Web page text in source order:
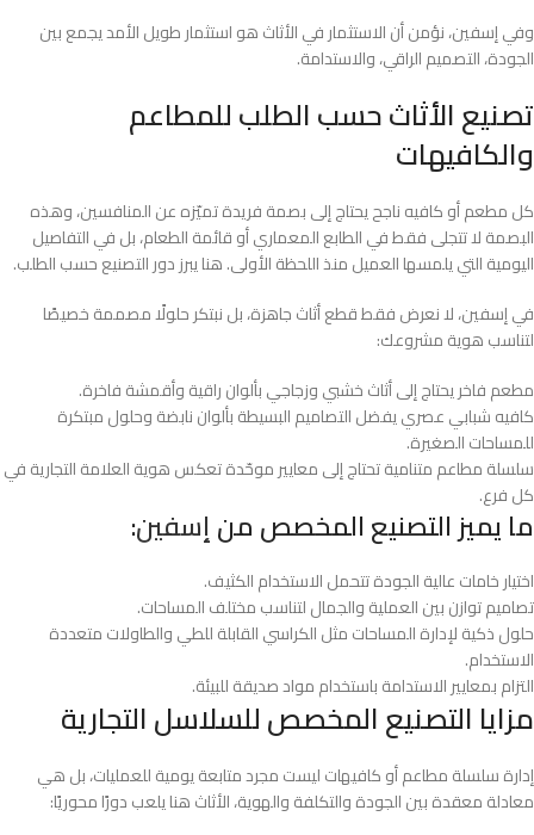
وفي إسفين، نؤمن أن الاستثمار في الأثاث هو استثمار طويل الأمد يجمع بين
الجودة، التصميم الراقي، والاستدامة.
تصنيع الأثاث حسب الطلب للمطاعم
والكافيهات
كل مطعم أو كافيه ناجح يحتاج إلى بصمة فريدة تميّزه عن المنافسين، وهذه
البصمة لا تتجلى فقط في الطابع المعماري أو قائمة الطعام، بل في التفاصيل
اليومية التي يلمسها العميل منذ اللحظة الأولى. هنا يبرز دور التصنيع حسب الطلب.
في إسفين، لا نعرض فقط قطع أثاث جاهزة، بل نبتكر حلولًا مصممة خصيصًا
لتناسب هوية مشروعك:
مطعم فاخر يحتاج إلى أثاث خشبي وزجاجي بألوان راقية وأقمشة فاخرة.
كافيه شبابي عصري يفضل التصاميم البسيطة بألوان نابضة وحلول مبتكرة
للمساحات الصغيرة.
سلسلة مطاعم متنامية تحتاج إلى معايير موحّدة تعكس هوية العلامة التجارية في
كل فرع.
ما يميز التصنيع المخصص منإسفين:
اختيار خامات عالية الجودة تتحمل الاستخدام الكثيف.
تصاميم توازن بين العملية والجمال لتناسب مختلف المساحات.
حلول ذكية لإدارة المساحات مثل الكراسي القابلة للطي والطاولات متعددة
الاستخدام.
التزام بمعايير الاستدامة باستخدام مواد صديقة للبيئة.
مزايا التصنيع المخصص للسلاسل التجارية
إدارة سلسلة مطاعم أو كافيهات ليست مجرد متابعة يومية للعمليات، بل هي
معادلة معقدة بين الجودة والتكلفة والهوية، الأثاث هنا يلعب دورًا محوريًا: